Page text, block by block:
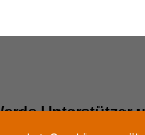
Unterstützer